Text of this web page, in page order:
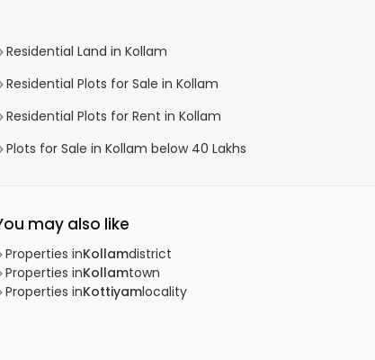
Residential Land in Kollam
Residential Plots for Sale in Kollam
Residential Plots for Rent in Kollam
Plots for Sale in Kollam below 40 Lakhs
may also like
Properties inKollamdistrict
Properties inKollamtown
Properties inKottiyamlocality